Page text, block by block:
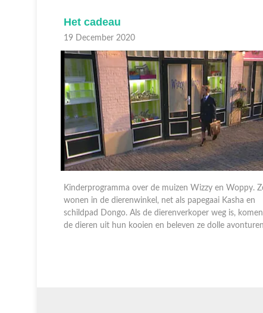
Het cadeau
19 December 2020
Kinderprogramma over de muizen Wizzy en Woppy.
wonen in de dierenwinkel, net als papegaai Kasha en
schildpad Dongo. Als de dierenverkoper weg is, komen
de dieren uit hun kooien en beleven ze dolle